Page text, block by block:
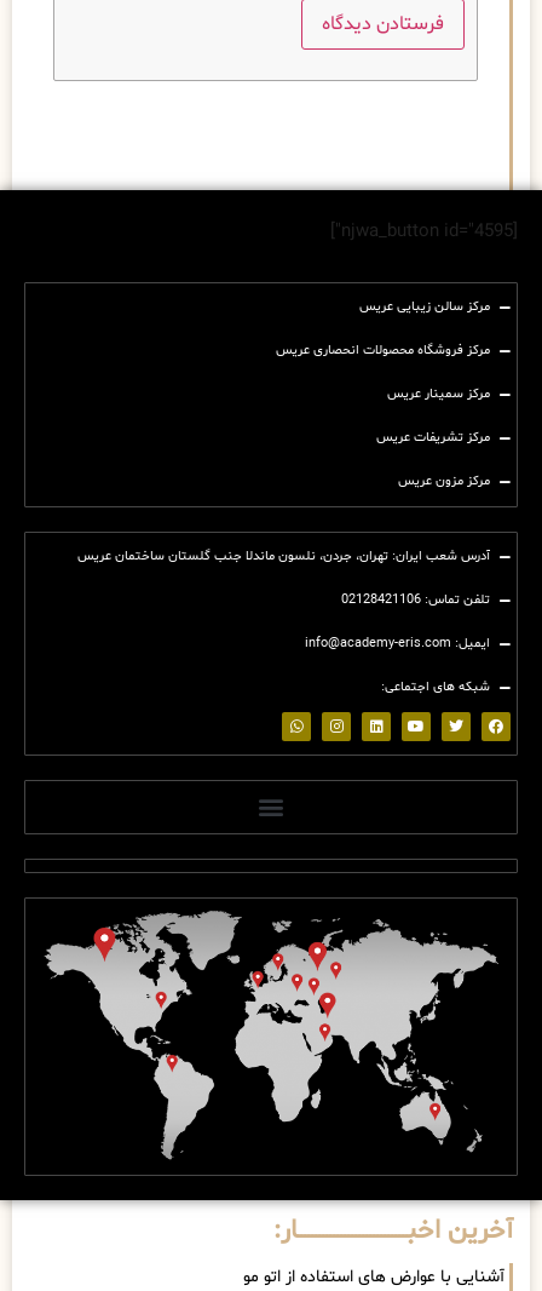
[njwa_button id="4595"]
مرکز سالن زیبایی عریس
مرکز فروشگاه محصولات انحصاری عریس
مرکز سمینار عریس
مرکز تشریفات عریس
مرکز مزون عریس
آدرس شعب ایران: تهران، جردن، نلسون ماندلا جنب گلستان ساختمان عریس
تلفن تماس: 02128421106
ایمیل: info@academy-eris.com
شبکه های اجتماعی:
آخرین اخبــــــــــــــــــــــــــــــار:
آشنایی با عوارض های استفاده از اتو مو